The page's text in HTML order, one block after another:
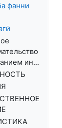
фанни
ин...